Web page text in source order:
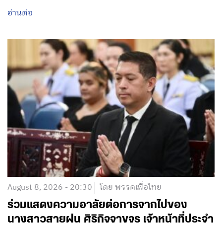
อ่านต่อ
August 8, 2026 - 20:30 โดย พรรคเพื่อไทย
ร่วมแสดงความอาลัยต่อการจากไปของ
นางสาวสายฝน ศิริกิจจาขจร เจ้าหน้าที่ประจำ